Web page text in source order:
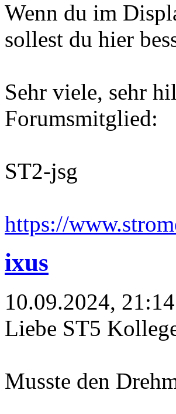
Wenn du im
sollest du hier
Sehr viele, sehr
Forumsmitglied:
ST2-jsg
https://
ixus
10.09.2024, 21:14
Liebe ST5
Musste den